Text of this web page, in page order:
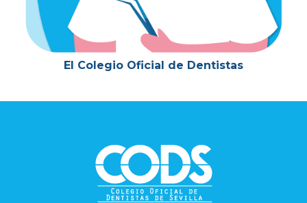
El Colegio Oficial de Dentistas